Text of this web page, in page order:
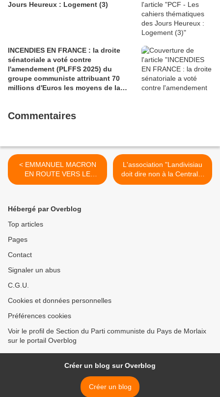
Jours Heureux : Logement (3)
INCENDIES EN FRANCE : la droite
sénatoriale a voté contre
l'amendement (PLFFS 2025) du
groupe communiste attribuant 70
millions d'Euros les moyens de la
Commentaires
< EMMANUEL MACRON
EN ROUTE VERS LE
MODELE ALLEMAND
L'association "Landivisiau
doit dire non à la Centrale"
appelle au rassemblement
Hébergé par Overblog
Top articles
Pages
Contact
Signaler un abus
C.G.U.
Cookies et données personnelles
Préférences cookies
Voir le profil de Section du Parti communiste du Pays de Morlaix
sur le portail Overblog
Créer un blog sur Overblog
Créer un blog